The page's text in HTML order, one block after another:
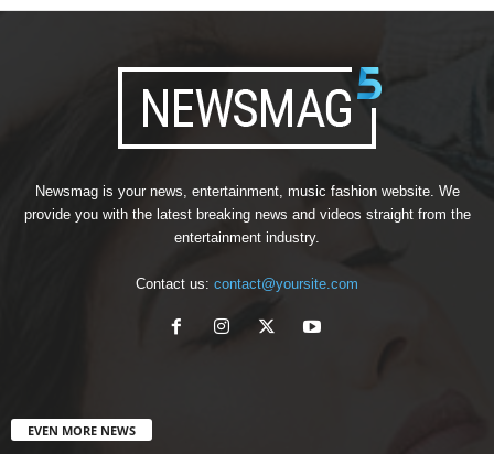
Newsmag is your news, entertainment, music fashion website. We
provide you with the latest breaking news and videos straight from the
entertainment industry.
Contact us: contact@yoursite.com
EVEN MORE NEWS